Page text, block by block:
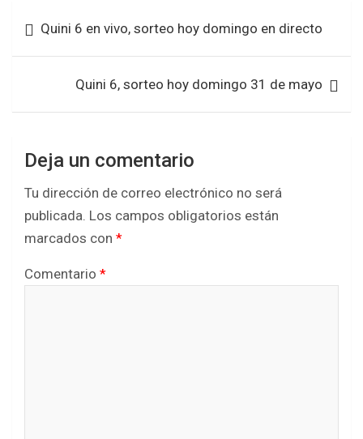
c
e
o
k
t
r
t
A
p
r
de
entradas
Quini 6 en vivo, sorteo hoy domingo en directo
Quini 6, sorteo hoy domingo 31 de mayo
Deja un comentario
Tu dirección de correo electrónico no será
publicada. Los campos obligatorios están
marcados con *
Comentario *